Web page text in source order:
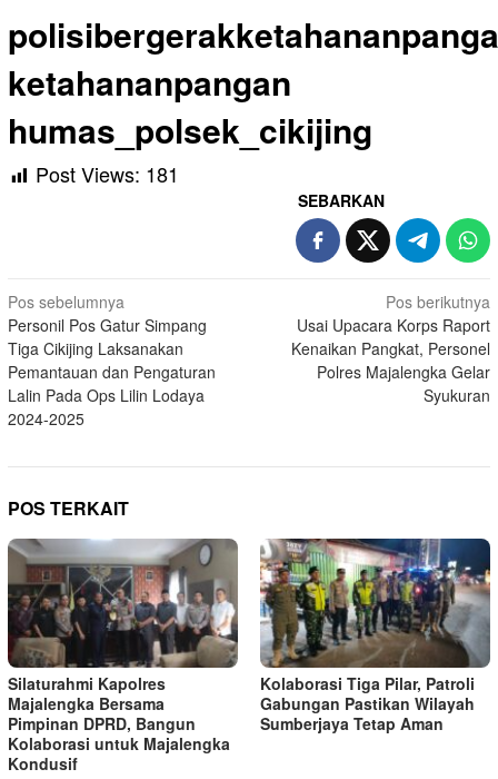
ketahananpangan
humas_polsek_cikijing
Post Views: 181
SEBARKAN
Navigasi
pos
Pos sebelumnya
Personil Pos Gatur Simpang
Tiga Cikijing Laksanakan
Pemantauan dan Pengaturan
Lalin Pada Ops Lilin Lodaya
2024-2025
Pos berikutnya
Usai Upacara Korps Raport
Kenaikan Pangkat, Personel
Polres Majalengka Gelar
Syukuran
POS TERKAIT
Silaturahmi Kapolres
Majalengka Bersama
Pimpinan DPRD, Bangun
Kolaborasi untuk Majalengka
Kondusif
Kolaborasi Tiga Pilar, Patroli
Gabungan Pastikan Wilayah
Sumberjaya Tetap Aman